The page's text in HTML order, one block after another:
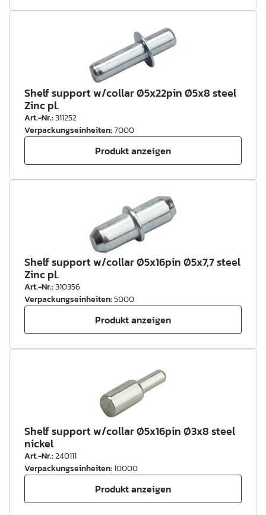
Shelf support w/collar Ø5x22pin Ø5x8 steel
Zinc pl.
Art.-Nr.:311252
Verpackungseinheiten:7000
Produkt anzeigen
Shelf support w/collar Ø5x16pin Ø5x7,7 steel
Zinc pl.
Art.-Nr.:310356
Verpackungseinheiten:5000
Produkt anzeigen
Shelf support w/collar Ø5x16pin Ø3x8 steel
nickel
Art.-Nr.:240111
Verpackungseinheiten:10000
Produkt anzeigen